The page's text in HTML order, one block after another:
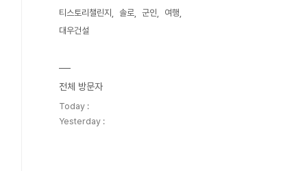
티스토리챌린지 솔로 군인
여행
대우건설
전체 방문자
Today :
Yesterday :